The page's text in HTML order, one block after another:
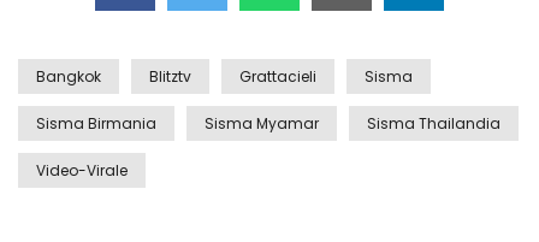
Grattacielo crolla per un incendio
Bangkok Blitztv Grattacieli Sisma
Sisma Birmania Sisma Myamar Sisma Thailandia
Video-Virale